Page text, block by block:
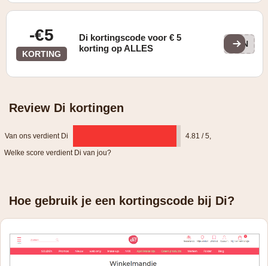
-€5
KORTING
Di kortingscode voor € 5
korting op ALLES
SUN
Review Di kortingen
Van ons verdient Di 4.81 / 5
Welke score verdient Di van jou?
Hoe gebruik je een kortingscode bij Di?